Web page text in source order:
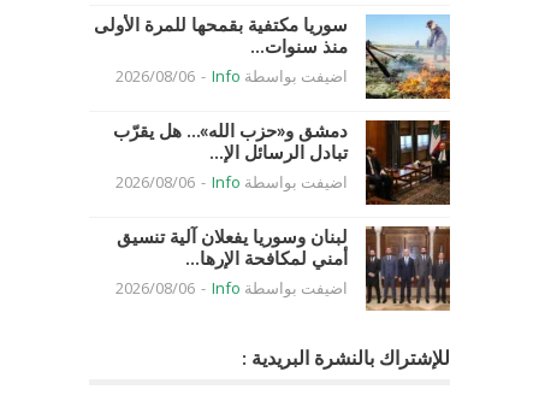
سوريا مكتفية بقمحها للمرة الأولى
منذ سنوات...
اضيفت بواسطة Info
-
2026/08/06
دمشق و«حزب الله»… هل يقرّب
تبادل الرسائل الإ...
اضيفت بواسطة Info
-
2026/08/06
لبنان وسوريا يفعلان آلية تنسيق
أمني لمكافحة الإرها...
اضيفت بواسطة Info
-
2026/08/06
للإشتراك بالنشرة البريدية :